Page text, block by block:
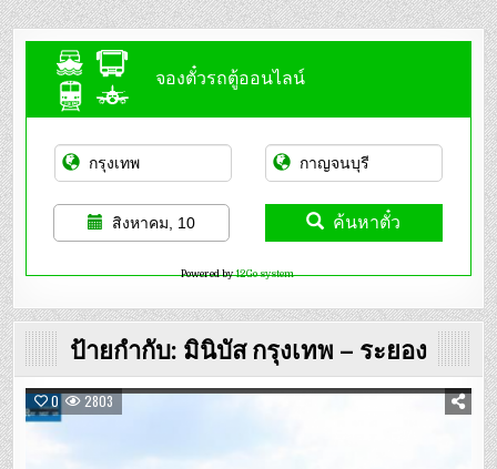
จองตั๋วรถตู้ออนไลน์
สิงหาคม, 10 ค้นหาตั๋ว
Powered by12Go system
ป้ายกำกับ: มินิบัส กรุงเทพ – ระยอง
0 2803